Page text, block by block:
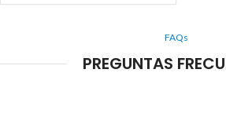
FAQs
PREGUNTAS